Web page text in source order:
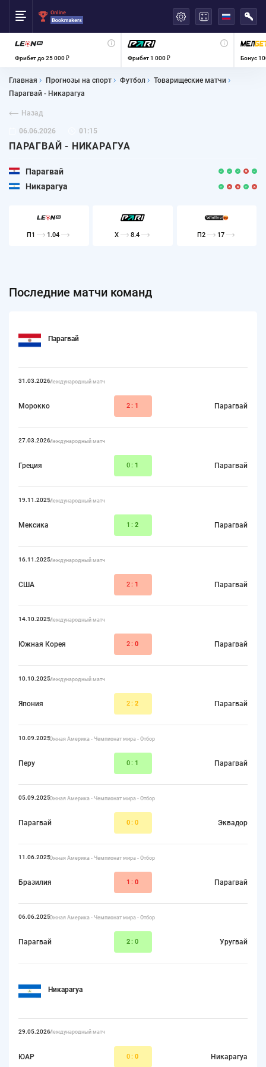
Фрибет до 25 000 ₽ Фрибет 1 000 ₽ Бонус
Главная Прогнозы на спорт Футбол
Товарищеские матчи
Парагвай - Никарагуа
Назад
06.06.2026 01:15
ПАРАГВАЙ - НИКАРАГУА
Парагвай
Никарагуа
П1 1.04 X 8.4 П2 17
Последние матчи команд
Парагвай
31.03.2026Международный матч
Морокко 2: 1 Парагвай
27.03.2026Международный матч
Греция 0: 1 Парагвай
19.11.2025Международный матч
Мексика 1: 2 Парагвай
16.11.2025Международный матч
США 2: 1 Парагвай
14.10.2025Международный матч
Южная Корея 2: 0 Парагвай
10.10.2025Международный матч
Япония 2: 2 Парагвай
10.09.2025Южная Америка - Чемпионат мира - Отбор
Перу 0: 1 Парагвай
05.09.2025Южная Америка - Чемпионат мира - Отбор
Парагвай 0:0 Эквадор
11.06.2025Южная Америка - Чемпионат мира - Отбор
Бразилия 1: 0 Парагвай
06.06.2025Южная Америка - Чемпионат мира - Отбор
Парагвай 2:0 Уругвай
Никарагуа
29.05.2026Международный матч
ЮАР 0: 0 Никарагуа